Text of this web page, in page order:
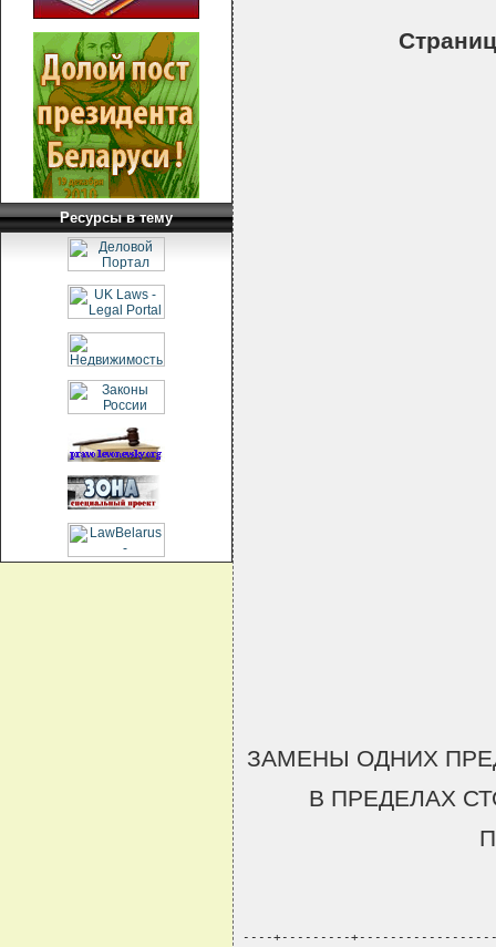
Ресурсы в тему
ЗАМЕНЫ ОДНИХ
В ПРЕДЕЛАХ
----+---------